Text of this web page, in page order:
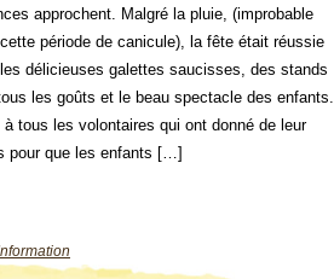
approchent. Malgré la pluie, (improbable
période de canicule), la fête était réussie
délicieuses galettes saucisses, des stands
les goûts et le beau spectacle des enfants.
à tous les volontaires qui ont donné de leur
pour que les enfants […]